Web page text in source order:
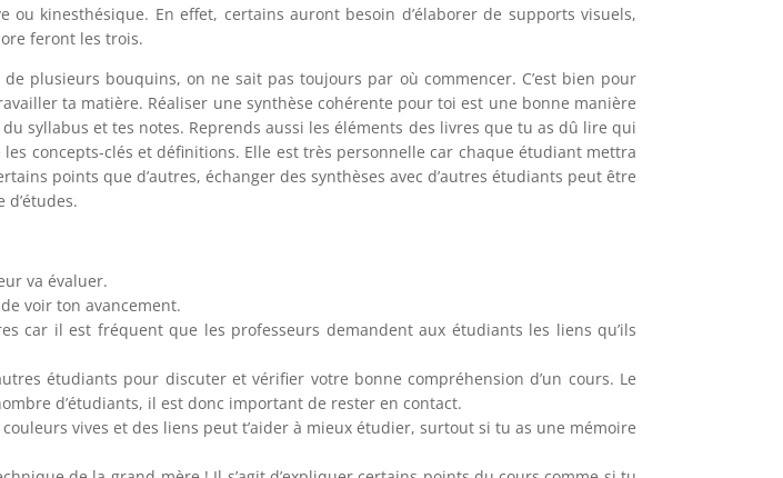
kinesthésique. En effet, certains auront besoin d’élaborer de supports visuels,
feront les trois.
plusieurs bouquins, on ne sait pas toujours par où commencer. C’est bien pour
ta matière. Réaliser une synthèse cohérente pour toi est une bonne manière
syllabus et tes notes. Reprends aussi les éléments des livres que tu as dû lire qui
concepts-clés et définitions. Elle est très personnelle car chaque étudiant mettra
points que d’autres, échanger des synthèses avec d’autres étudiants peut être
va évaluer.
voir ton avancement.
car il est fréquent que les professeurs demandent aux étudiants les liens qu’ils
étudiants pour discuter et vérifier votre bonne compréhension d’un cours. Le
d’étudiants, il est donc important de rester en contact.
vives et des liens peut t’aider à mieux étudier, surtout si tu as une mémoire